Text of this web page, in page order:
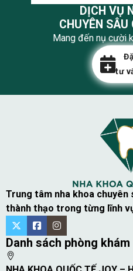
DỊCH VỤ
CHUYÊN SÂU
Mang đến nụ cười
tư
Trung tâm nha khoa chuyên
thành thạo trong từng lĩnh
Danh sách phòng khám